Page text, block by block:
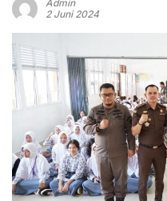
Admin
2 Juni 2024